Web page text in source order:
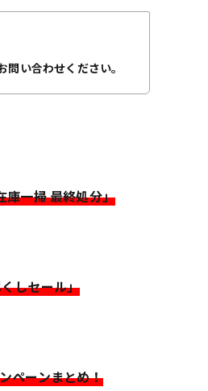
い合わせください。
庫一掃 最終処分」
しセール」
ペーンまとめ！